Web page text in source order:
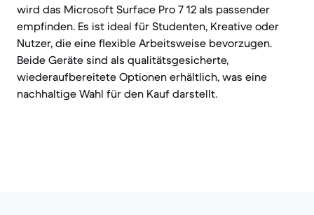
wird das Microsoft Surface Pro 7 12 als passender
empfinden. Es ist ideal für Studenten, Kreative oder
Nutzer, die eine flexible Arbeitsweise bevorzugen.
Beide Geräte sind als qualitätsgesicherte,
wiederaufbereitete Optionen erhältlich, was eine
nachhaltige Wahl für den Kauf darstellt.